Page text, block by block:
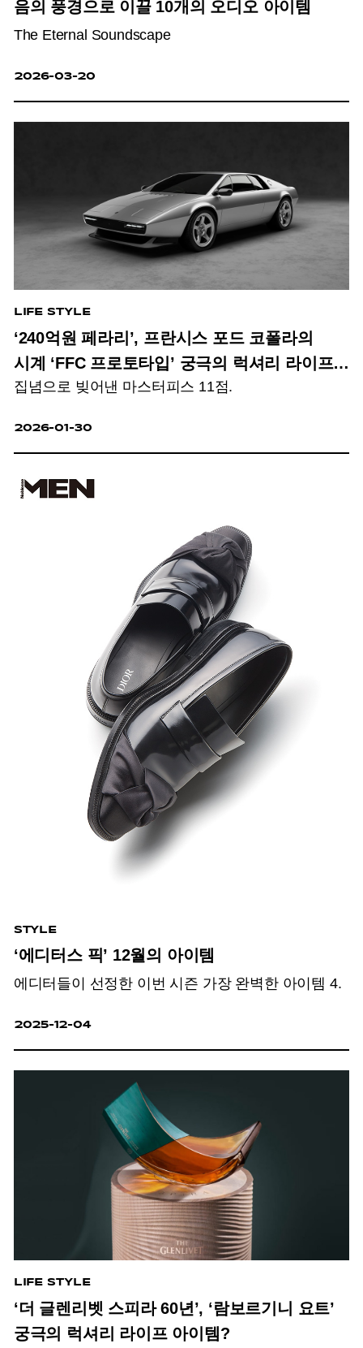
음의 풍경으로 이끌 10개의 오디오 아이템
The Eternal Soundscape
2026-03-20
LIFE STYLE
‘240억원 페라리’, 프란시스 포드 코폴라의
시계 ‘FFC 프로토타입’ 궁극의 럭셔리 라이프
아이템?
집념으로 빚어낸 마스터피스 11점.
2026-01-30
STYLE
‘에디터스 픽’ 12월의 아이템
에디터들이 선정한 이번 시즌 가장 완벽한 아이템 4.
2025-12-04
LIFE STYLE
‘더 글렌리벳 스피라 60년’, ‘람보르기니 요트’
궁극의 럭셔리 라이프 아이템?